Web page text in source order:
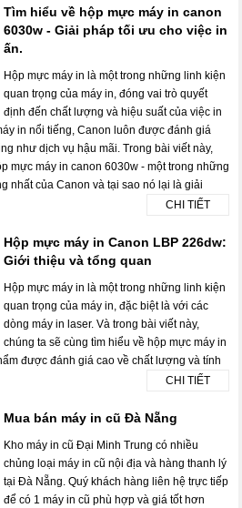
Tìm hiểu về hộp mực máy in canon
6030w - Giải pháp tối ưu cho việc in
ấn.
Hộp mực máy in là một trong những linh kiện
quan trọng của máy in, đóng vai trò quyết
định đến chất lượng và hiệu suất của việc in
in nổi tiếng, Canon luôn được đánh giá
như dịch vụ hậu mãi. Trong bài viết này,
mực máy in canon 6030w - một trong những
nhất của Canon và tại sao nó lại là giải
CHI TIẾT
Hộp mực máy in Canon LBP 226dw:
Giới thiệu và tổng quan
Hộp mực máy in là một trong những linh kiện
quan trọng của máy in, đặc biệt là với các
dòng máy in laser. Và trong bài viết này,
chúng ta sẽ cùng tìm hiểu về hộp mực máy in
được đánh giá cao về chất lượng và tính
CHI TIẾT
Mua bán máy in cũ Đà Nẵng
Kho máy in cũ Đại Minh Trung có nhiều
chủng loại máy in cũ nội địa và hàng thanh lý
tại Đà Nẵng. Quý khách hàng liên hệ trực tiếp
để có 1 máy in cũ phù hợp và giá tốt hơn